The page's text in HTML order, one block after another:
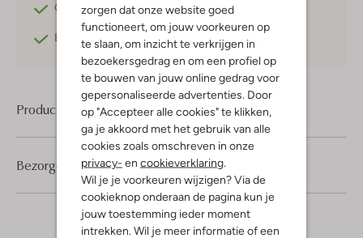
zorgen dat onze website goed
functioneert, om jouw voorkeuren op
te slaan, om inzicht te verkrijgen in
bezoekersgedrag en om een profiel op
te bouwen van jouw online gedrag voor
gepersonaliseerde advertenties. Door
op "Accepteer alle cookies" te klikken,
ga je akkoord met het gebruik van alle
cookies zoals omschreven in onze
privacy- en cookieverklaring.
Wil je je voorkeuren wijzigen? Via de
cookieknop onderaan de pagina kun je
jouw toestemming ieder moment
intrekken. Wil je meer informatie of een
Gratis retournerenbinnen 30 dagen*
Betaal achteraf met Klarna
Product informatie
Bezorgen & retourneren